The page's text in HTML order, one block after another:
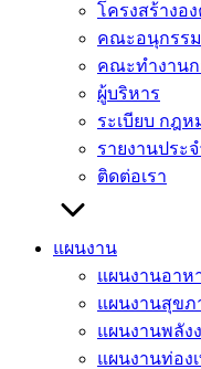
โครงสร้างอ
คณะอนุกรร
คณะทำงาน
ผู้บริหาร
ระเบียบ กฎห
รายงานประจ
ติดต่อเรา
แผนงาน
แผนงานอาห
แผนงานสุขภ
แผนงานพลัง
แผนงานท่อง